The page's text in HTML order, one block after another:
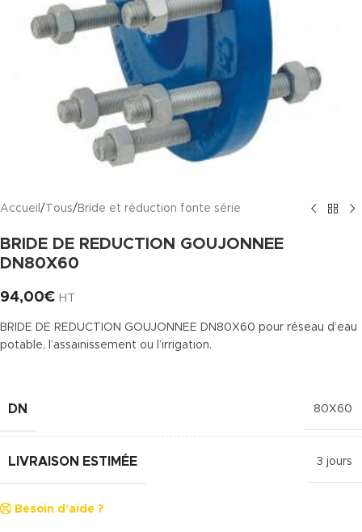
Accueil / Tous/ Bride et réduction fonte série
BRIDE DE REDUCTION GOUJONNEE
DN80X60
94,00€ HT
BRIDE DE REDUCTION GOUJONNEE DN80X60 pour réseau d’eau
potable, l’assainissement ou l’irrigation.
DN 80X60
LIVRAISON ESTIMÉE 3 jours
Besoin d'aide ?